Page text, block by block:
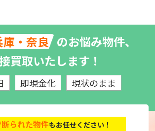
・奈良 のお悩み物件、
買取いたします！
即現金化 現状のまま
られた物件もお任せください！